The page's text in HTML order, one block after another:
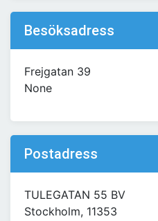
Besöksadress
Frejgatan 39
None
Postadress
TULEGATAN 55 BV
Stockholm, 11353